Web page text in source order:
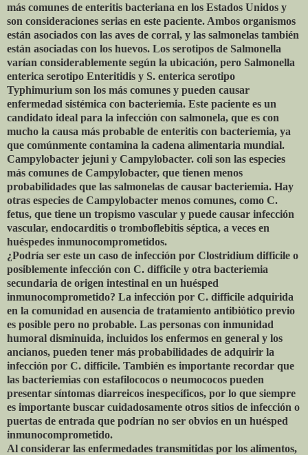
más comunes de enteritis bacteriana en los Estados Unidos y
son consideraciones serias en este paciente. Ambos organismos
están asociados con las aves de corral, y las salmonelas también
están asociadas con los huevos. Los serotipos de Salmonella
varían considerablemente según la ubicación, pero Salmonella
enterica serotipo Enteritidis y S. enterica serotipo
Typhimurium son los más comunes y pueden causar
enfermedad sistémica con bacteriemia. Este paciente es un
candidato ideal para la infección con salmonela, que es con
mucho la causa más probable de enteritis con bacteriemia, ya
que comúnmente contamina la cadena alimentaria mundial.
Campylobacter jejuni y Campylobacter. coli son las especies
más comunes de Campylobacter, que tienen menos
probabilidades que las salmonelas de causar bacteriemia. Hay
otras especies de Campylobacter menos comunes, como C.
fetus, que tiene un tropismo vascular y puede causar infección
vascular, endocarditis o tromboflebitis séptica, a veces en
huéspedes inmunocomprometidos.
¿Podría ser este un caso de infección por Clostridium difficile o
posiblemente infección con C. difficile y otra bacteriemia
secundaria de origen intestinal en un huésped
inmunocomprometido? La infección por C. difficile adquirida
en la comunidad en ausencia de tratamiento antibiótico previo
es posible pero no probable. Las personas con inmunidad
humoral disminuida, incluidos los enfermos en general y los
ancianos, pueden tener más probabilidades de adquirir la
infección por C. difficile. También es importante recordar que
las bacteriemias con estafilococos o neumococos pueden
presentar síntomas diarreicos inespecíficos, por lo que siempre
es importante buscar cuidadosamente otros sitios de infección o
puertas de entrada que podrían no ser obvios en un huésped
inmunocomprometido.
Al considerar las enfermedades transmitidas por los alimentos,